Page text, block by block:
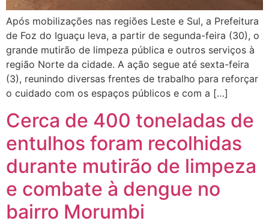
Após mobilizações nas regiões Leste e Sul, a Prefeitura
de Foz do Iguaçu leva, a partir de segunda-feira (30), o
grande mutirão de limpeza pública e outros serviços à
região Norte da cidade. A ação segue até sexta-feira
(3), reunindo diversas frentes de trabalho para reforçar
o cuidado com os espaços públicos e com a […]
Cerca de 400 toneladas de
entulhos foram recolhidas
durante mutirão de limpeza
e combate à dengue no
bairro Morumbi